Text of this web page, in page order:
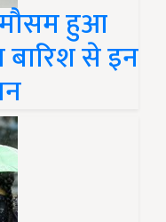
हुआ
से इन